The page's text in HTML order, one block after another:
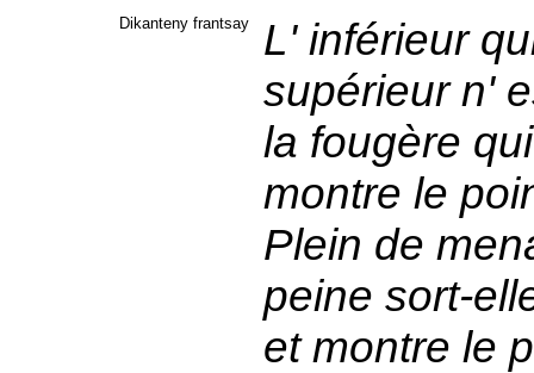
Dikanteny frantsay
L' inférieur
supérieur n'
la fougère
montre le
Plein de
peine sort-
et montre le